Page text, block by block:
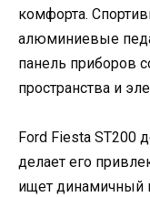
комфорта.
алюминиевые
панель приборов
пространства и
Ford Fiesta ST200
делает его
ищет динамичный